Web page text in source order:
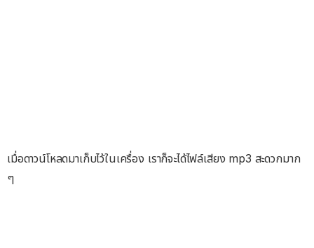
เมื่อดาวน์โหลดมาเก็บไว้ในเครื่อง เราก็จะได้ไฟล์เสียง mp3 สะดวกมาก
ๆ